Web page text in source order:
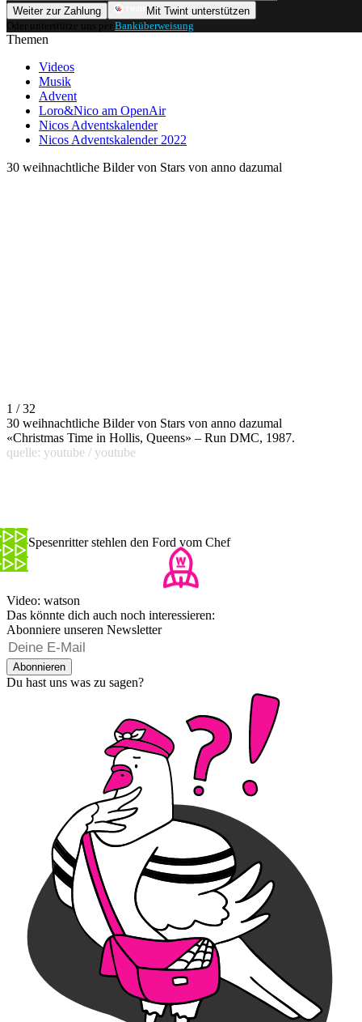
Weiter zur Zahlung
Mit Twint unterstützen
Oder unterstütze uns per Banküberweisung
Themen
Videos
Musik
Advent
Loro&Nico am OpenAir
Nicos Adventskalender
Nicos Adventskalender 2022
30 weihnachtliche Bilder von Stars von anno dazumal
1 / 32
30 weihnachtliche Bilder von Stars von anno dazumal
«Christmas Time in Hollis, Queens» – Run DMC, 1987.
quelle: youtube / youtube
Die Spesenritter stehlen den Ford vom Chef
Video: watson
Das könnte dich auch noch interessieren:
Abonniere unseren Newsletter
Abonnieren
Du hast uns was zu sagen?